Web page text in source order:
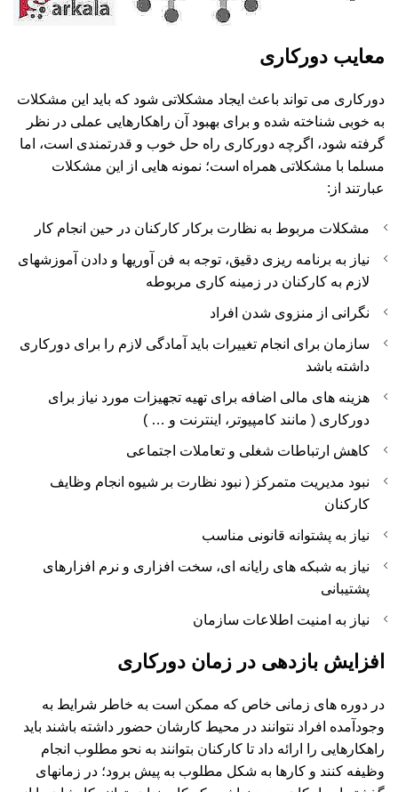
معایب دورکاری
دورکاری می تواند باعث ایجاد مشکلاتی شود که باید این مشکلات
به خوبی شناخته شده و برای بهبود آن راهکارهایی عملی در نظر
گرفته شود، اگرچه دورکاری راه حل خوب و قدرتمندی است، اما
مسلما با مشکلاتی همراه است؛ نمونه هایی از این مشکلات
عبارتند از:
مشکلات مربوط به نظارت برکار کارکنان در حین انجام کار
نیاز به برنامه ریزی دقیق، توجه به فن آوریها و دادن آموزشهای
لازم به کارکنان در زمینه کاری مربوطه
نگرانی از منزوی شدن افراد
سازمان برای انجام تغییرات باید آمادگی لازم را برای دورکاری
داشته باشد
هزینه های مالی اضافه برای تهیه تجهیزات مورد نیاز برای
دورکاری ( مانند کامپیوتر، اینترنت و … )
کاهش ارتباطات شغلی و تعاملات اجتماعی
نبود مدیریت متمرکز ( نبود نظارت بر شیوه انجام وظایف
کارکنان
نیاز به پشتوانه قانونی مناسب
نیاز به شبکه های رایانه ای، سخت افزاری و نرم افزارهای
پشتیبانی
نیاز به امنیت اطلاعات سازمان
افزایش بازدهی در زمان دورکاری
در دوره های زمانی خاص که ممکن است به خاطر شرایط به
وجودآمده افراد نتوانند در محیط کارشان حضور داشته باشند باید
راهکارهایی را ارائه داد تا کارکنان بتوانند به نحو مطلوب انجام
وظیفه کنند و کارها به شکل مطلوب به پیش برود؛ در زمانهای